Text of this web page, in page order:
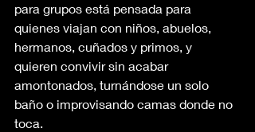
para grupos está pensada para
quienes viajan con niños, abuelos,
hermanos, cuñados y primos, y
quieren convivir sin acabar
amontonados, turnándose un solo
baño o improvisando camas donde no
toca.